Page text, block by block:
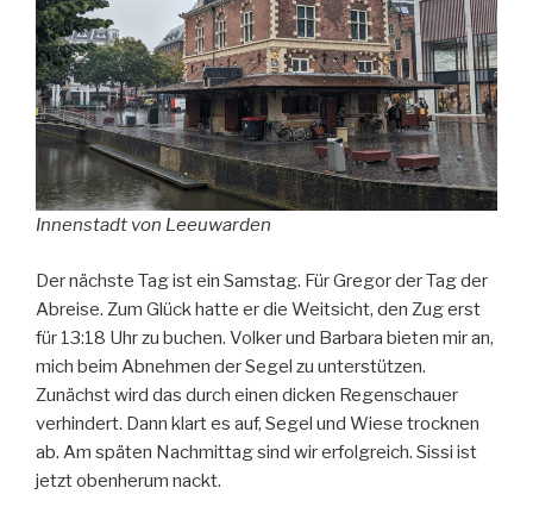
Innenstadt von Leeuwarden
Der nächste Tag ist ein Samstag. Für Gregor der Tag der
Abreise. Zum Glück hatte er die Weitsicht, den Zug erst
für 13:18 Uhr zu buchen. Volker und Barbara bieten mir an,
mich beim Abnehmen der Segel zu unterstützen.
Zunächst wird das durch einen dicken Regenschauer
verhindert. Dann klart es auf, Segel und Wiese trocknen
ab. Am späten Nachmittag sind wir erfolgreich. Sissi ist
jetzt obenherum nackt.